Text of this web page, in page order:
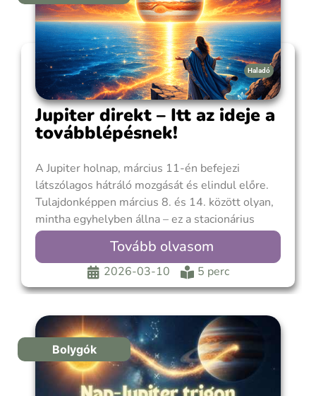
Haladó
Jupiter direkt – Itt az ideje a
továbblépésnek!
A Jupiter holnap, március 11-én befejezi
látszólagos hátráló mozgását és elindul előre.
Tulajdonképpen március 8. és 14. között olyan,
mintha egyhelyben állna – ez a stacionárius
állapot. Ez történik azokban a napokban, amikor
retrográdba fordul, és akkor is, amikor újra
direktbe vált. A Jupiter retrográd ciklusa az
évenkénti alkalom arra,
Tovább olvasom
2026-03-10 5 perc
Bolygók